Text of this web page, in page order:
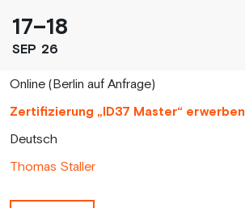
17–18
SEP 26
Online (Berlin auf Anfrage)
Zertifizierung „ID37 Master“ erwerben
Deutsch
Thomas Staller